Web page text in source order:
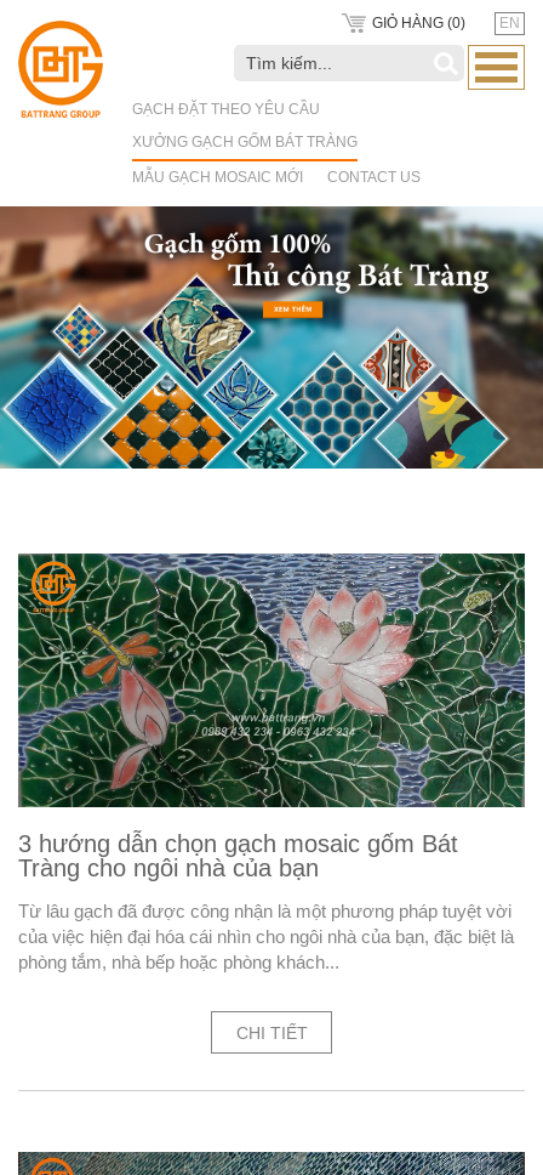
GIỎ HÀNG (0) EN
GẠCH ĐẶT THEO YÊU CẦU
XƯỞNG GẠCH GỐM BÁT TRÀNG
MẪU GẠCH MOSAIC MỚI CONTACT US
3 hướng dẫn chọn gạch mosaic gốm Bát
Tràng cho ngôi nhà của bạn
Từ lâu gạch đã được công nhận là một phương pháp tuyệt vời
của việc hiện đại hóa cái nhìn cho ngôi nhà của bạn, đặc biệt là
phòng tắm, nhà bếp hoặc phòng khách...
CHI TIẾT